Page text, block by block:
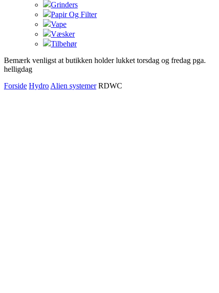
Grinders
Papir Og Filter
Vape
Væsker
Tilbehør
Bemærk venligst at butikken holder lukket torsdag og fredag pga.
helligdag
Forside Hydro Alien systemer RDWC